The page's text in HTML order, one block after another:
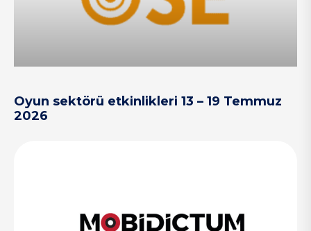
Oyun sektörü etkinlikleri 13 – 19 Temmuz
2026